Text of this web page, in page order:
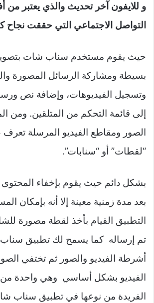
و للايفون آخر تحديث والذي يعتبر من
التواصل الاجتماعي التي حققت نجاح
حيث يقوم مستخدم سناب شات
بسيطة ومشاركة الرسائل المصورة
وتسجيل الفيديوهات، وإضافة نص
إلى قائمة التحكم من المتلقين. ومن
الصور ومقاطع الفيديو المرسلة تعرف
“لقطات” أو “سنابات”.
بشكل دائم حيث يقوم بإخفاء
بعد مدة زمنية معينة إلا أنه بإمكان
التطبيق القيام بأخذ لقطة مصورة
تم إرساله كما يسمح لك تطبيق
أشرطة الفيديو والصور ثم تختفي
الفيديو بشكل أساسي وهي واحدة من
الفريدة من نوعها في تطبيق سناب